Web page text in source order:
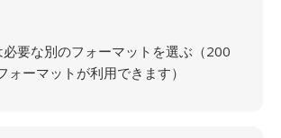
要な別のフォーマットを選ぶ（200
ォーマットが利用できます）